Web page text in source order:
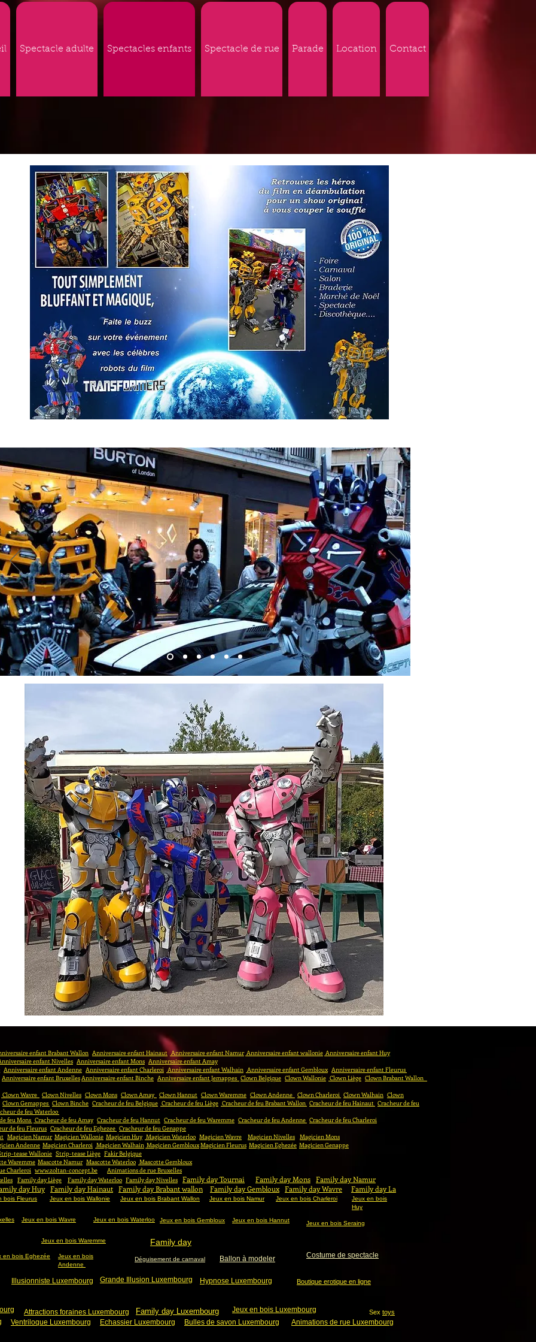
Spectacle adulte Spectacles enfants Spectacle de rue Parade Location Contact
enfant Brabant Wallon Anniversaire enfant Hainaut Anniversaire enfant Namur Anniversaire enfant wallonie Anniversaire enfant Huy
enfant Nivelles Anniversaire enfant Mons Anniversaire enfant Amay
Anniversaire enfant Andenne Anniversaire enfant Charleroi Anniversaire enfant Walhain Anniversaire enfant Gembloux Anniversaire enfant Fleurus
Anniversaire enfant BruxellesAnniversaire enfant Binche Anniversaire enfant Jemappes Clown Belgique Clown Wallonie Clown Liège Clown Brabant Wallon
Clown Wavre Clown Nivelles Clown Mons Clown Amay Clown Hannut Clown Waremme Clown Andenne Clown Charleroi Clown Walhain Clown
Clown Gemappes Clown Binche Cracheur de feu Belgique Cracheur de feu Liège Cracheur de feu Brabant Wallon Cracheur de feu Hainaut Cracheur de feu
de feu Waterloo
feu Mons Cracheur de feu Amay Cracheur de feu Hannut Cracheur de feu Waremme Cracheur de feu Andenne Cracheur de feu Charleroi
de feu Fleurus Cracheur de feu Eghezee Cracheur de feu Genappe
Magicien Namur Magicien Wallonie Magicien Huy Magicien Waterloo Magicien Wavre Magicien Nivelles Magicien Mons
Andenne Magicien Charleroi Magicien Walhain Magicien GemblouxMagicien Fleurus Magicien Eghezée Magicien Genappe
tease Wallonie Strip-tease Liège Fakir Belgique
Waremme Mascotte Namur Mascotte Waterloo Mascotte Gembloux
Charleroi www.zoltan-concept.be
Animations de rue Bruxelles
Family day Liège Family day Waterloo Family day Nivelles Family day Tournai Family day Mons Family day Namur
day Huy Family day Hainaut Family day Brabant wallon Family day Gembloux Family day Wavre
Family day La
Jeux en bois Wavre Jeux en bois Waterloo Jeux en bois Gembloux
Jeux en bois Namur Jeux en bois Charleroi
Jeux en bois
Huy
bois Fleurus Jeux en bois Wallonie Jeux en bois Brabant Wallon
Jeux en bois Hannut Jeux en bois Seraing
Jeux en bois Waremme Family day
en bois Eghezée
Jeux en bois
Andenne
Déguisement de carnaval Ballon à modeler Costume de spectacle
Illusionniste Luxembourg Grande Illusion Luxembourg Hypnose Luxembourg Boutique erotique en ligne
Attractions foraines Luxembourg
Ventriloque Luxembourg
Family day Luxembourg
Echassier Luxembourg
Jeux en bois Luxembourg
Bulles de savon Luxembourg
Sex toys
Animations de rue Luxembourg